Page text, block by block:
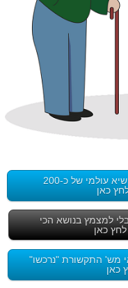
עוד 23 שערוריות במש' התקשורת: שיא עולמי של כ-200
כאן
למצמץ בנושא הכי
כאן
מש' התקשורת "נרכשו"
כאן